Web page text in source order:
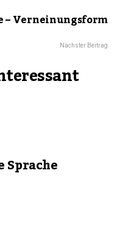
– Verneinungsform
Nächster Beitrag
Sprache